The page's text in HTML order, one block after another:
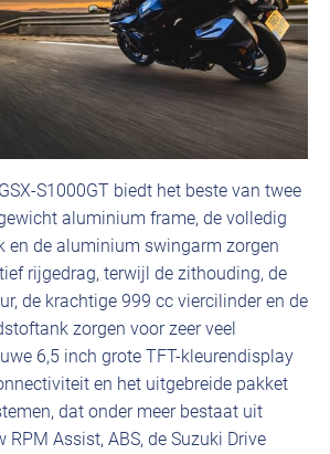
S1000GT biedt het beste van twee
aluminium frame, de volledig
en de aluminium swingarm zorgen
rijgedrag, terwijl de zithouding, de
de krachtige 999 cc viercilinder en de
zorgen voor zeer veel
6,5 inch grote TFT-kleurendisplay
en het uitgebreide pakket
dat onder meer bestaat uit
RPM Assist, ABS, de Suzuki Drive